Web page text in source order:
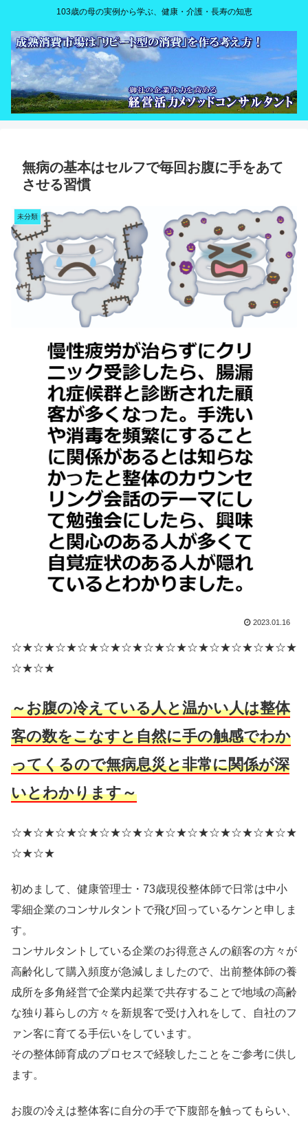
103歳の母の実例から学ぶ、健康・介護・長寿の知恵
無病の基本はセルフで毎回お腹に手をあて
させる習慣
未分類
2023.01.16
☆★☆★☆★☆★☆★☆★☆★☆★☆★☆★☆★☆★☆★
☆★☆★
～お腹の冷えている人と温かい人は整体
客の数をこなすと自然に手の触感でわか
ってくるので無病息災と非常に関係が深
いとわかります～
☆★☆★☆★☆★☆★☆★☆★☆★☆★☆★☆★☆★☆★
☆★☆★
初めまして、健康管理士・73歳現役整体師で日常は中小
零細企業のコンサルタントで飛び回っているケンと申しま
す。
コンサルタントしている企業のお得意さんの顧客の方々が
高齢化して購入頻度が急減しましたので、出前整体師の養
成所を多角経営で企業内起業で共存することで地域の高齢
な独り暮らしの方々を新規客で受け入れをして、自社のフ
ァン客に育てる手伝いをしています。
その整体師育成のプロセスで経験したことをご参考に供し
ます。
お腹の冷えは整体客に自分の手で下腹部を触ってもらい、